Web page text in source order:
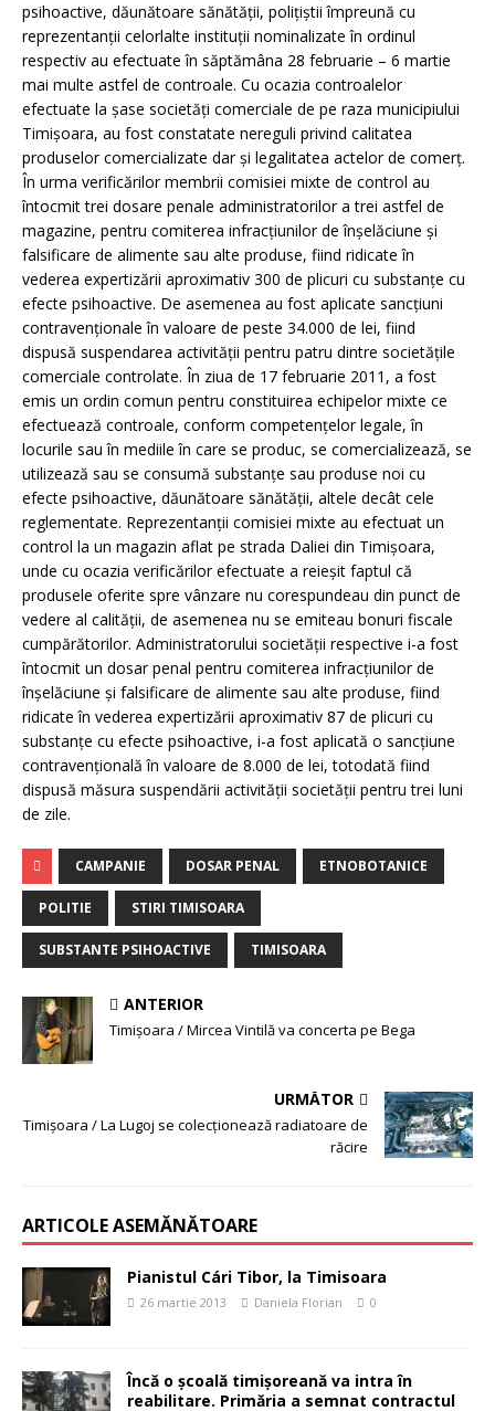
psihoactive, dăunătoare sănătăţii, poliţiştii împreună cu
reprezentanţii celorlalte instituţii nominalizate în ordinul
respectiv au efectuate în săptămâna 28 februarie – 6 martie
mai multe astfel de controale. Cu ocazia controalelor
efectuate la şase societăţi comerciale de pe raza municipiului
Timişoara, au fost constatate nereguli privind calitatea
produselor comercializate dar şi legalitatea actelor de comerţ.
În urma verificărilor membrii comisiei mixte de control au
întocmit trei dosare penale administratorilor a trei astfel de
magazine, pentru comiterea infracţiunilor de înşelăciune şi
falsificare de alimente sau alte produse, fiind ridicate în
vederea expertizării aproximativ 300 de plicuri cu substanţe cu
efecte psihoactive. De asemenea au fost aplicate sancţiuni
contravenţionale în valoare de peste 34.000 de lei, fiind
dispusă suspendarea activităţii pentru patru dintre societăţile
comerciale controlate. În ziua de 17 februarie 2011, a fost
emis un ordin comun pentru constituirea echipelor mixte ce
efectuează controale, conform competenţelor legale, în
locurile sau în mediile în care se produc, se comercializează, se
utilizează sau se consumă substanţe sau produse noi cu
efecte psihoactive, dăunătoare sănătăţii, altele decât cele
reglementate. Reprezentanţii comisiei mixte au efectuat un
control la un magazin aflat pe strada Daliei din Timişoara,
unde cu ocazia verificărilor efectuate a reieşit faptul că
produsele oferite spre vânzare nu corespundeau din punct de
vedere al calităţii, de asemenea nu se emiteau bonuri fiscale
cumpărătorilor. Administratorului societăţii respective i-a fost
întocmit un dosar penal pentru comiterea infracţiunilor de
înşelăciune şi falsificare de alimente sau alte produse, fiind
ridicate în vederea expertizării aproximativ 87 de plicuri cu
substanţe cu efecte psihoactive, i-a fost aplicată o sancţiune
contravenţională în valoare de 8.000 de lei, totodată fiind
dispusă măsura suspendării activităţii societăţii pentru trei luni
de zile.
CAMPANIE DOSAR PENAL ETNOBOTANICE
POLITIE STIRI TIMISOARA
SUBSTANTE PSIHOACTIVE TIMISOARA
ANTERIOR
Timişoara / Mircea Vintilă va concerta pe Bega
URMĂTOR
Timişoara / La Lugoj se colecţionează radiatoare de
răcire
ARTICOLE ASEMĂNĂTOARE
Pianistul Cári Tibor, la Timisoara
26 martie 2013 Daniela Florian 0
Încă o școală timișoreană va intra în
reabilitare. Primăria a semnat contractul